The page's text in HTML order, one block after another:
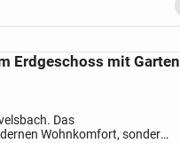
Erdgeschoss mit Garten
Das
Wohnkomfort, sondern